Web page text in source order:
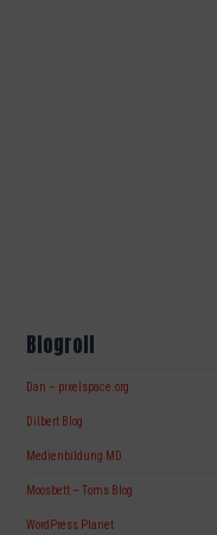
Blogroll
Dan – pixelspace.org
Dilbert Blog
Medienbildung MD
Moosbett – Toms Blog
WordPress Planet